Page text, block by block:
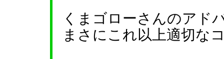
くまゴローさんのアド
まさにこれ以上適切な